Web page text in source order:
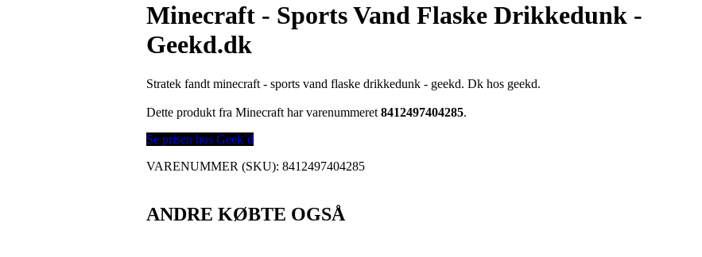
Minecraft - Sports Vand Flaske Drikkedunk -
Geekd.dk
Stratek fandt minecraft - sports vand flaske drikkedunk - geekd. Dk hos geekd.
Dette produkt fra Minecraft har varenummeret8412497404285.
Se prisen hos Geek´d
VARENUMMER (SKU):8412497404285
ANDRE KØBTE OGSÅ